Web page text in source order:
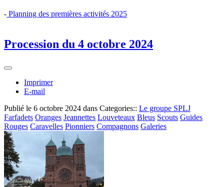
- Planning des premières activités 2025
Procession du 4 octobre 2024
Imprimer
E-mail
Publié le 6 octobre 2024 dans Categories:: Le groupe SPLJ
Farfadets Oranges Jeannettes Louveteaux Bleus Scouts Guides
Rouges Caravelles Pionniers Compagnons Galeries